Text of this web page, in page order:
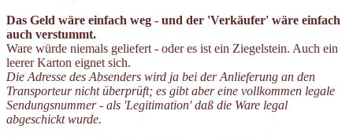
Das Geld wäre einfach weg - und der 'Verkäufer' wäre einfach
auch verstummt.
Ware würde niemals geliefert - oder es ist ein Ziegelstein. Auch ein
leerer Karton eignet sich.
Die Adresse des Absenders wird ja bei der Anlieferung an den
Transporteur nicht überprüft; es gibt aber eine vollkommen legale
Sendungsnummer - als 'Legitimation' daß die Ware legal
abgeschickt wurde.